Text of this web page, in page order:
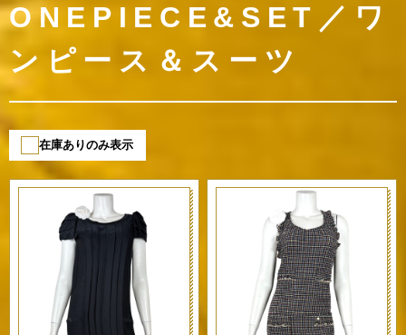
ONEPIECE&SET／ワ
ンピース＆スーツ
在庫ありのみ表示